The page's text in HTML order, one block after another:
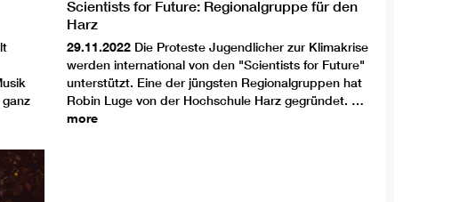
Scientists for Future: Regionalgruppe für den
Harz
29.11.2022 Die Proteste Jugendlicher zur Klimakrise
werden international von den "Scientists for Future"
unterstützt. Eine der jüngsten Regionalgruppen hat
Robin Luge von der Hochschule Harz gegründet. …
more